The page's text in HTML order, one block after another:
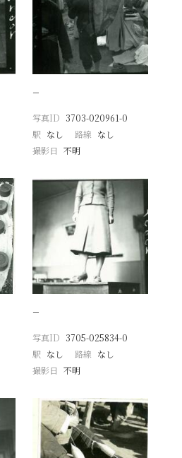
−
写真ID 3703-020961-0
駅 なし 路線 なし
撮影日 不明
−
写真ID 3705-025834-0
駅 なし 路線 なし
撮影日 不明